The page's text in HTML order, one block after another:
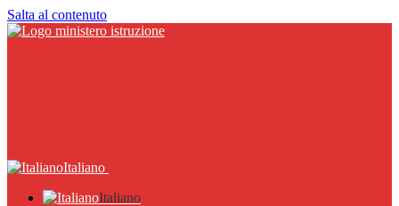
Salta al contenuto
Italiano
Italiano